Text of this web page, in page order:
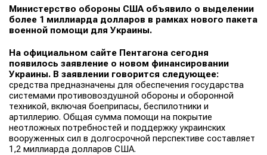
Министерство обороны США объявило о выделении
более 1 миллиарда долларов в рамках нового пакета
военной помощи для Украины.
На официальном сайте Пентагона сегодня
появилось заявление о новом финансировании
Украины. В заявлении говорится следующее:
средства предназначены для обеспечения государства
системами противовоздушной обороны и оборонной
техникой, включая боеприпасы, беспилотники и
артиллерию. Общая сумма помощи на покрытие
неотложных потребностей и поддержку украинских
вооруженных сил в долгосрочной перспективе составляет
1,2 миллиарда долларов США.